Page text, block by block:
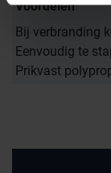
Voordelen
Bij verbranding
Eenvoudig te
Prikvast